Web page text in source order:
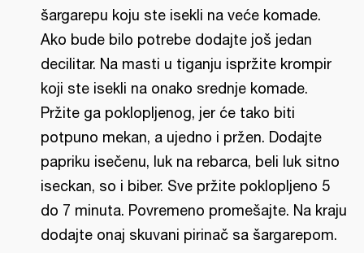
šargarepu koju ste isekli na veće komade.
Ako bude bilo potrebe dodajte još jedan
decilitar. Na masti u tiganju ispržite krompir
koji ste isekli na onako srednje komade.
Pržite ga poklopljenog, jer će tako biti
potpuno mekan, a ujedno i pržen. Dodajte
papriku isečenu, luk na rebarca, beli luk sitno
iseckan, so i biber. Sve pržite poklopljeno 5
do 7 minuta. Povremeno promešajte. Na kraju
dodajte onaj skuvani pirinač sa šargarepom.